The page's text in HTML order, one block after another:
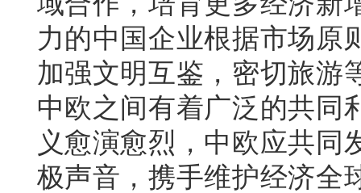
力的中国企业根据市场原
加强文明互鉴，密切旅游
中欧之间有着广泛的共同
义愈演愈烈，中欧应共同
极声音，携手维护经济全